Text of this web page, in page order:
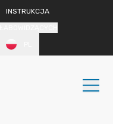
INSTRUKCJA